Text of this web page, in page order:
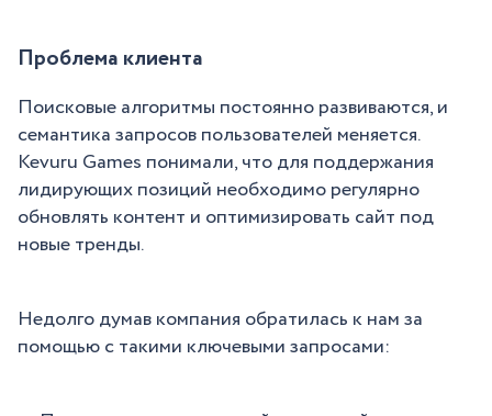
Проблема клиента
Поисковые алгоритмы постоянно развиваются, и
семантика запросов пользователей меняется.
Kevuru Games понимали, что для поддержания
лидирующих позиций необходимо регулярно
обновлять контент и оптимизировать сайт под
новые тренды.
Недолго думав компания обратилась к нам за
помощью с такими ключевыми запросами: